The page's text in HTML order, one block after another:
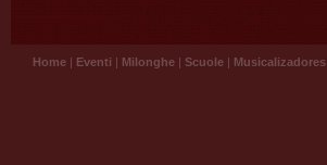
Home | Eventi | Milonghe | Scuole | Musicalizadores